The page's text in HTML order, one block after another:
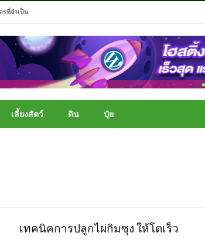
รที่จำเป็น
เลี้ยงสัตว์ ดิน ปุ๋ย
เทคนิคการปลูกไผ่กิมซุง ให้โตเร็ว